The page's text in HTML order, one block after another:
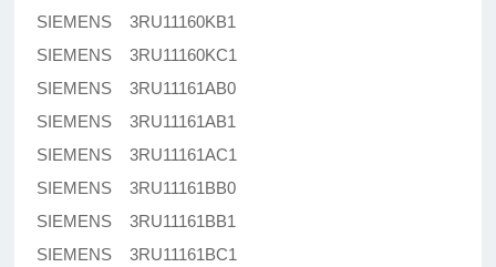
SIEMENS 3RU11160KB1
SIEMENS 3RU11160KC1
SIEMENS 3RU11161AB0
SIEMENS 3RU11161AB1
SIEMENS 3RU11161AC1
SIEMENS 3RU11161BB0
SIEMENS 3RU11161BB1
SIEMENS 3RU11161BC1